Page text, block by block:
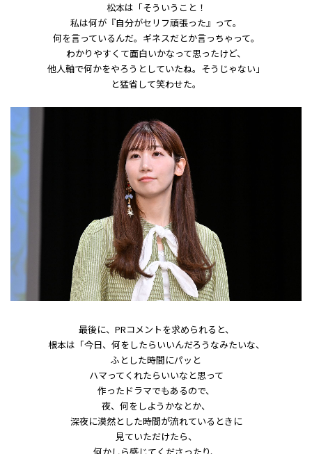
松本は「そういうこと！
私は何が『自分がセリフ頑張った』って。
何を言っているんだ。ギネスだとか言っちゃって。
わかりやすくて面白いかなって思ったけど、
他人軸で何かをやろうとしていたね。そうじゃない」
と猛省して笑わせた。
最後に、PRコメントを求められると、
根本は「今日、何をしたらいいんだろうなみたいな、
ふとした時間にパッと
ハマってくれたらいいなと思って
作ったドラマでもあるので、
夜、何をしようかなとか、
深夜に漠然とした時間が流れているときに
見ていただけたら、